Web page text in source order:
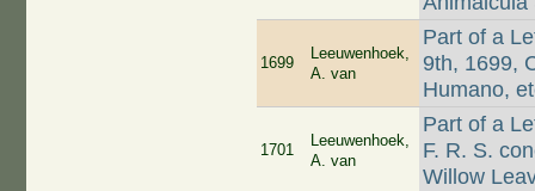
1699
Leeuwenhoek,
A. van
Part of a
9th, 1699,
Humano,
1701
Leeuwenhoek,
A. van
Part of a
F. R. S.
Willow